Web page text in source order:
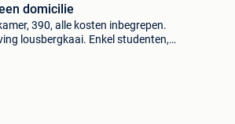
domicilie
390, alle kosten inbegrepen.
lousbergkaai. Enkel studenten,